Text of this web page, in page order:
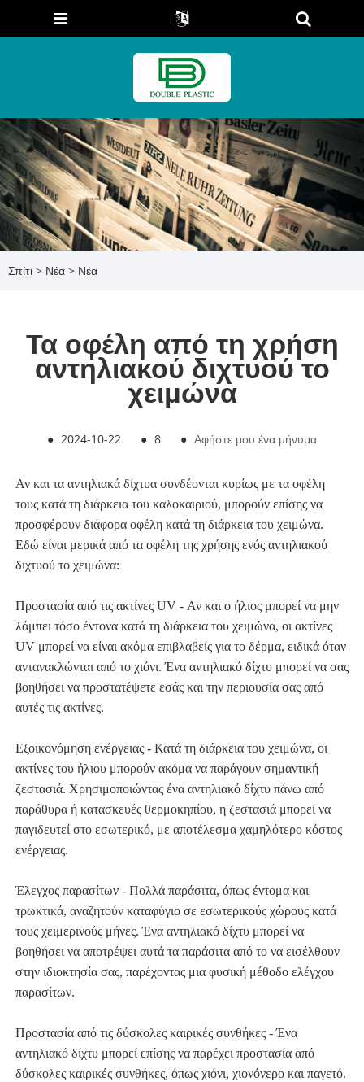
Σπίτι > Νέα > Νέα
Τα οφέλη από τη χρήση
αντηλιακού διχτυού το
χειμώνα
● 2024-10-22 ● 8 ● Αφήστε μου ένα μήνυμα
Αν και τα αντηλιακά δίχτυα συνδέονται κυρίως με τα οφέλη
τους κατά τη διάρκεια του καλοκαιριού, μπορούν επίσης να
προσφέρουν διάφορα οφέλη κατά τη διάρκεια του χειμώνα.
Εδώ είναι μερικά από τα οφέλη της χρήσης ενός αντηλιακού
διχτυού το χειμώνα:
Προστασία από τις ακτίνες UV - Αν και ο ήλιος μπορεί να μην
λάμπει τόσο έντονα κατά τη διάρκεια του χειμώνα, οι ακτίνες
UV μπορεί να είναι ακόμα επιβλαβείς για το δέρμα, ειδικά όταν
αντανακλώνται από το χιόνι. Ένα αντηλιακό δίχτυ μπορεί να σας
βοηθήσει να προστατέψετε εσάς και την περιουσία σας από
αυτές τις ακτίνες.
Εξοικονόμηση ενέργειας - Κατά τη διάρκεια του χειμώνα, οι
ακτίνες του ήλιου μπορούν ακόμα να παράγουν σημαντική
ζεστασιά. Χρησιμοποιώντας ένα αντηλιακό δίχτυ πάνω από
παράθυρα ή κατασκευές θερμοκηπίου, η ζεστασιά μπορεί να
παγιδευτεί στο εσωτερικό, με αποτέλεσμα χαμηλότερο κόστος
ενέργειας.
Έλεγχος παρασίτων - Πολλά παράσιτα, όπως έντομα και
τρωκτικά, αναζητούν καταφύγιο σε εσωτερικούς χώρους κατά
τους χειμερινούς μήνες. Ένα αντηλιακό δίχτυ μπορεί να
βοηθήσει να αποτρέψει αυτά τα παράσιτα από το να εισέλθουν
στην ιδιοκτησία σας, παρέχοντας μια φυσική μέθοδο ελέγχου
παρασίτων.
Προστασία από τις δύσκολες καιρικές συνθήκες - Ένα
αντηλιακό δίχτυ μπορεί επίσης να παρέχει προστασία από
δύσκολες καιρικές συνθήκες, όπως χιόνι, χιονόνερο και παγετό.